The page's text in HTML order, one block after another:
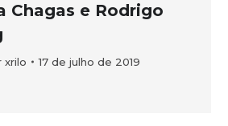
Chagas e Rodrigo
xrilo 17 de julho de 2019